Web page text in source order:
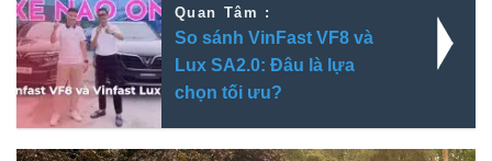
Quan Tâm :
So sánh VinFast VF8 và
Lux SA2.0: Đâu là lựa
chọn tối ưu?